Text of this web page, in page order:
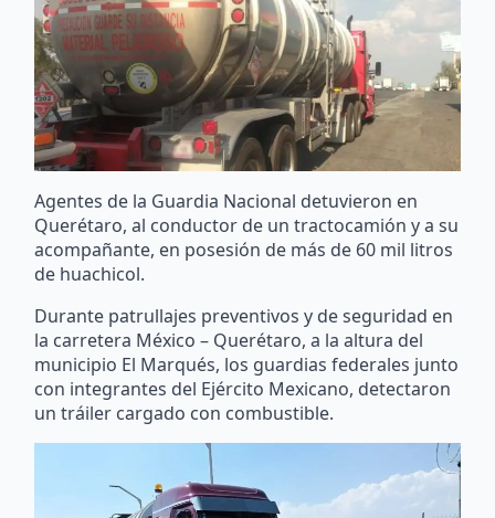
Agentes de la Guardia Nacional detuvieron en
Querétaro, al conductor de un tractocamión y a su
acompañante, en posesión de más de 60 mil litros
de huachicol.
Durante patrullajes preventivos y de seguridad en
la carretera México – Querétaro, a la altura del
municipio El Marqués, los guardias federales junto
con integrantes del Ejército Mexicano, detectaron
un tráiler cargado con combustible.